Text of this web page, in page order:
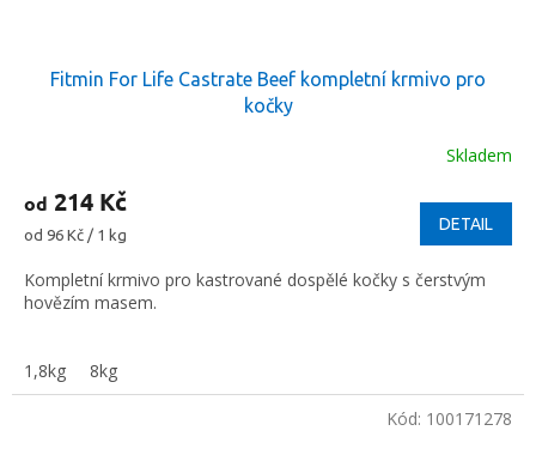
Fitmin For Life Castrate Beef kompletní krmivo pro
kočky
Skladem
od 214 Kč
Měrná
od 96 Kč / 1 kg
DETAIL
Kompletní krmivo pro kastrované dospělé kočky s čerstvým
hovězím masem.
1,8kg 8kg
Kód: 100171278